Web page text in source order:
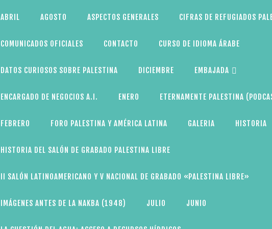
ABRIL AGOSTO ASPECTOS GENERALES CIFRAS DE REFUGIADOS
COMUNICADOS OFICIALES CONTACTO CURSO DE IDIOMA ÁRABE
DATOS CURIOSOS SOBRE PALESTINA DICIEMBRE EMBAJADA
ENCARGADO DE NEGOCIOS A.I. ENERO ETERNAMENTE PALESTINA
FEBRERO FORO PALESTINA Y AMÉRICA LATINA GALERIA HISTORIA
HISTORIA DEL SALÓN DE GRABADO PALESTINA LIBRE
II SALÓN LATINOAMERICANO Y V NACIONAL DE GRABADO «PALESTINA LIBRE»
IMÁGENES ANTES DE LA NAKBA (1948) JULIO JUNIO